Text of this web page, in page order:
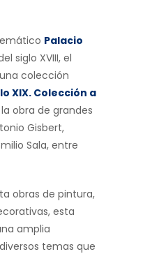
Palacio
siglo XVIII, el
colección
XIX. Colección a
obra de grandes
Gisbert,
Sala, entre
obras de pintura,
esta
amplia
temas que